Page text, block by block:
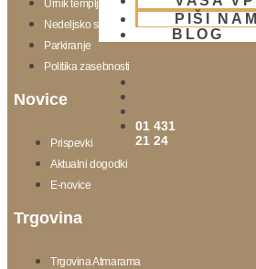
PIŠI NAM
BLOG
01 431
21 24
Urnik templja
Nedeljsko srečanje
Parkiranje
Politika zasebnosti
Novice
Prispevki
Aktualni dogodki
E-novice
Trgovina
Trgovina Atmarama